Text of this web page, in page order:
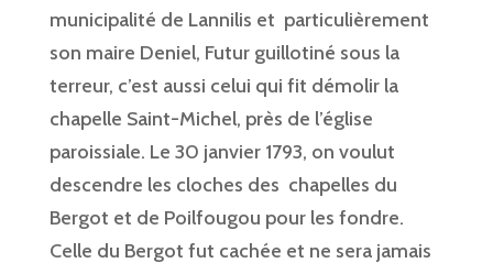
municipalité de Lannilis et particulièrement
son maire Deniel, Futur guillotiné sous la
terreur, c’est aussi celui qui fit démolir la
chapelle Saint-Michel, près de l’église
paroissiale. Le 30 janvier 1793, on voulut
descendre les cloches des chapelles du
Bergot et de Poilfougou pour les fondre.
Celle du Bergot fut cachée et ne sera jamais